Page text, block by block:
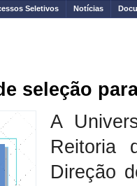
Seletivos Notícias
seleção
A
Reitoria
Direção